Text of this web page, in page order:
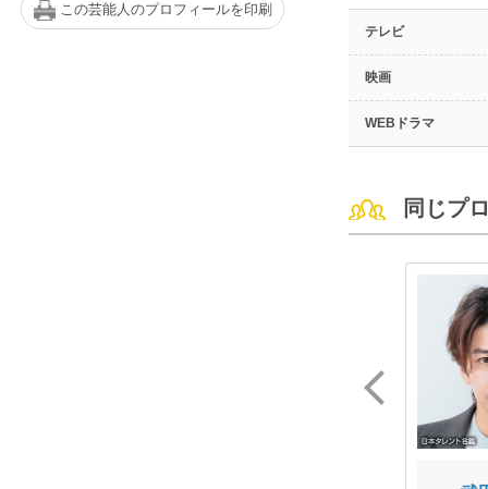
この芸能人のプロフィールを印刷
テレビ
映画
WEBドラマ
同じプ